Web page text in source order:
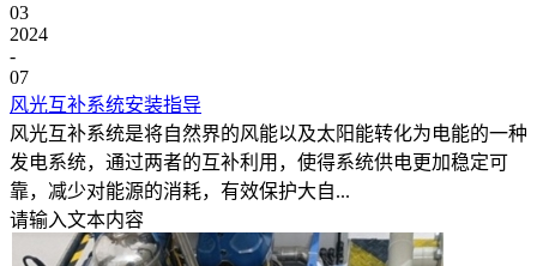
03
2024
-
07
风光互补系统安装指导
风光互补系统是将自然界的风能以及太阳能转化为电能的一种
发电系统，通过两者的互补利用，使得系统供电更加稳定可
靠，减少对能源的消耗，有效保护大自...
请输入文本内容